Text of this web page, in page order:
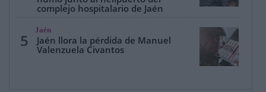
complejo hospitalario de Jaén
5
Jaén
Jaén llora la pérdida de Manuel
Valenzuela Civantos